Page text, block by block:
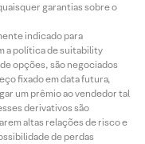
garantias sobre o
indicado para
a política de suitability
opções, são negociados
fixado em data futura,
um prêmio ao vendedor tal
derivativos são
altas relações de risco e
de perdas